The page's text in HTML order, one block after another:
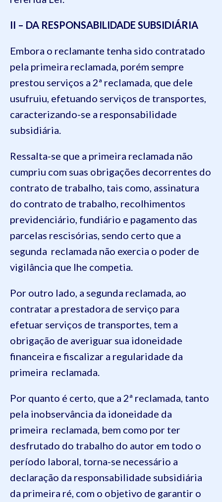
II – DA RESPONSABILIDADE SUBSIDIÁRIA
Embora o reclamante tenha sido contratado
pela primeira reclamada, porém sempre
prestou serviços a 2ª reclamada, que dele
usufruiu, efetuando serviços de transportes,
caracterizando-se a responsabilidade
subsidiária.
Ressalta-se que a primeira reclamada não
cumpriu com suas obrigações decorrentes do
contrato de trabalho, tais como, assinatura
do contrato de trabalho, recolhimentos
previdenciário, fundiário e pagamento das
parcelas rescisórias, sendo certo que a
segunda reclamada não exercia o poder de
vigilância que lhe competia.
Por outro lado, a segunda reclamada, ao
contratar a prestadora de serviço para
efetuar serviços de transportes, tem a
obrigação de averiguar sua idoneidade
financeira e fiscalizar a regularidade da
primeira reclamada.
Por quanto é certo, que a 2ª reclamada, tanto
pela inobservância da idoneidade da
primeira reclamada, bem como por ter
desfrutado do trabalho do autor em todo o
período laboral, torna-se necessário a
declaração da responsabilidade subsidiária
da primeira ré, com o objetivo de garantir o